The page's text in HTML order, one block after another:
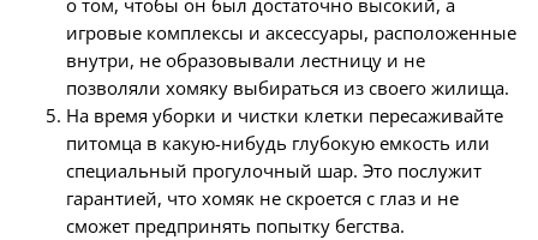
о том, чтобы он был достаточно высокий, а
игровые комплексы и аксессуары, расположенные
внутри, не образовывали лестницу и не
позволяли хомяку выбираться из своего жилища.
На время уборки и чистки клетки пересаживайте
питомца в какую-нибудь глубокую емкость или
специальный прогулочный шар. Это послужит
гарантией, что хомяк не скроется с глаз и не
сможет предпринять попытку бегства.